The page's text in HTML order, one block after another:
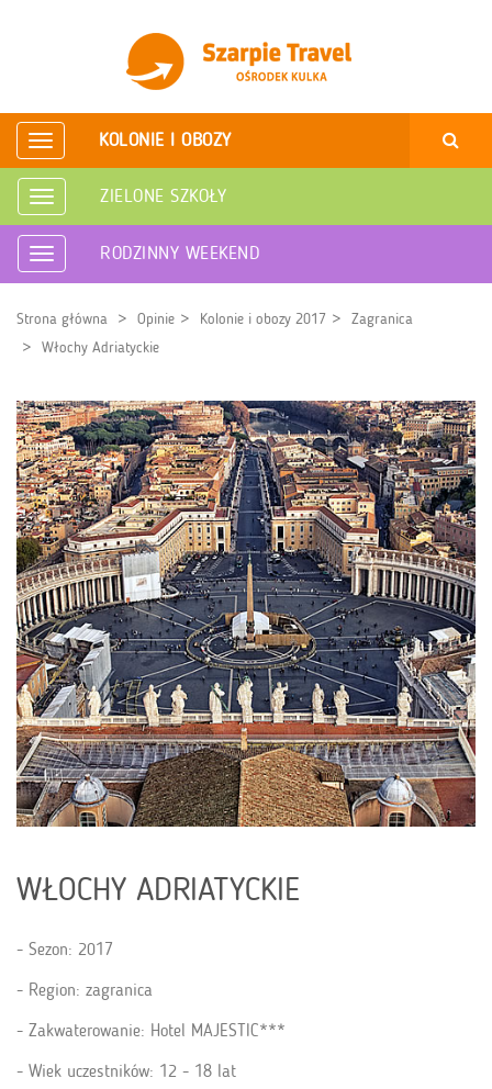
Rozwiń
nawigację
KOLONIE I OBOZY
Rozwiń
nawigację
ZIELONE SZKOŁY
Rozwiń
nawigację
RODZINNY WEEKEND
Strona główna Opinie Kolonie i obozy 2017
Zagranica
Włochy Adriatyckie
WŁOCHY ADRIATYCKIE
Sezon: 2017
Region: zagranica
Zakwaterowanie: Hotel MAJESTIC***
Wiek uczestników: 12 - 18 lat